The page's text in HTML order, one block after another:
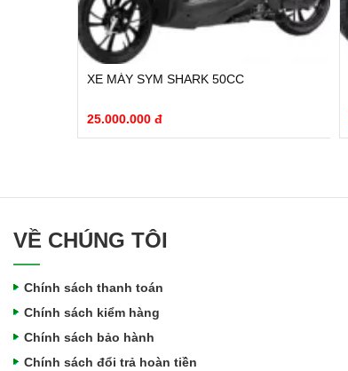
XE MÁY SYM SHARK 50CC
25.000.000 đ
VỀ CHÚNG TÔI
Chính sách thanh toán
Chính sách kiểm hàng
Chính sách bảo hành
Chính sách đổi trả hoàn tiền